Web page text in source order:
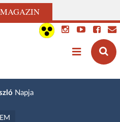
MAGAZIN
Napja